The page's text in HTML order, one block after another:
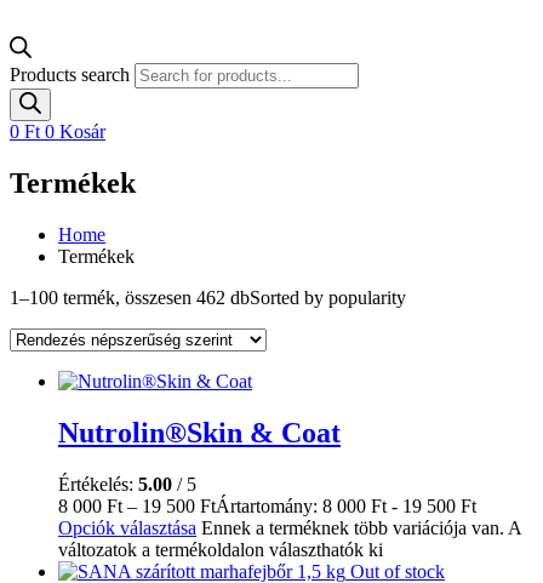
Products search
0 Ft 0 Kosár
Termékek
Home
Termékek
1–100 termék, összesen 462 dbSorted by popularity
Nutrolin®Skin & Coat
Értékelés: 5.00 / 5
8 000 Ft – 19 500 FtÁrtartomány: 8 000 Ft - 19 500 Ft
Opciók választása Ennek a terméknek több variációja van. A
változatok a termékoldalon választhatók ki
Out of stock